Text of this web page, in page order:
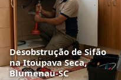
Desobstrução de Sifão
na Itoupava Seca,
Blumenau‑SC